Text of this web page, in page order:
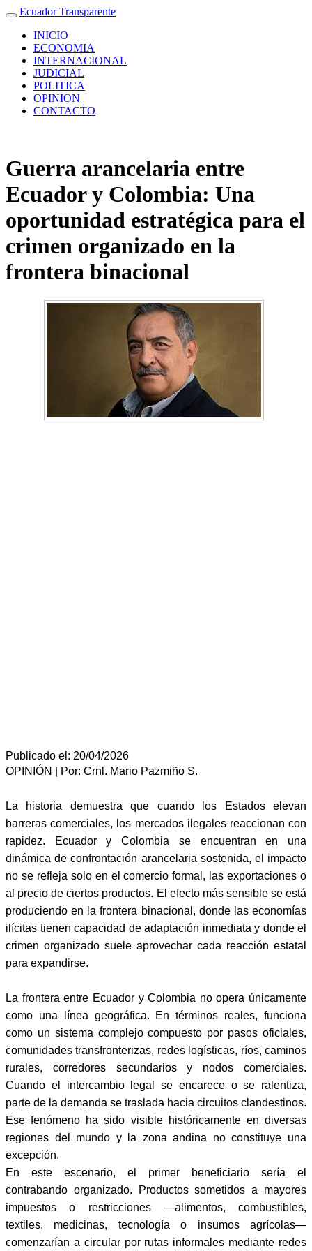
Ecuador Transparente
INICIO
ECONOMIA
INTERNACIONAL
JUDICIAL
POLITICA
OPINION
CONTACTO
Guerra arancelaria entre
Ecuador y Colombia: Una
oportunidad estratégica para el
crimen organizado en la
frontera binacional
Publicado el: 20/04/2026
OPINIÓN | Por: Crnl. Mario Pazmiño S.
La historia demuestra que cuando los Estados elevan
barreras comerciales, los mercados ilegales reaccionan con
rapidez. Ecuador y Colombia se encuentran en una
dinámica de confrontación arancelaria sostenida, el impacto
no se refleja solo en el comercio formal, las exportaciones o
al precio de ciertos productos. El efecto más sensible se está
produciendo en la frontera binacional, donde las economías
ilícitas tienen capacidad de adaptación inmediata y donde el
crimen organizado suele aprovechar cada reacción estatal
para expandirse.
La frontera entre Ecuador y Colombia no opera únicamente
como una línea geográfica. En términos reales, funciona
como un sistema complejo compuesto por pasos oficiales,
comunidades transfronterizas, redes logísticas, ríos, caminos
rurales, corredores secundarios y nodos comerciales.
Cuando el intercambio legal se encarece o se ralentiza,
parte de la demanda se traslada hacia circuitos clandestinos.
Ese fenómeno ha sido visible históricamente en diversas
regiones del mundo y la zona andina no constituye una
excepción.
En este escenario, el primer beneficiario sería el
contrabando organizado. Productos sometidos a mayores
impuestos o restricciones —alimentos, combustibles,
textiles, medicinas, tecnología o insumos agrícolas—
comenzarían a circular por rutas informales mediante redes